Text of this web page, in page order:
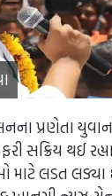
પ્રણેતા યુવાન
સક્રિય થઈ
માટે લડત